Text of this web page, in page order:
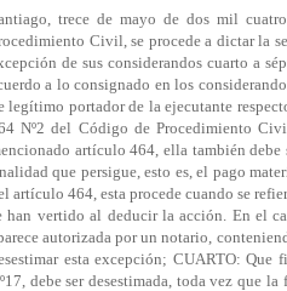
trece de mayo de dos mil
Civil, se procede a dictar la
de sus considerandos cuarto a
a lo consignado en los
legítimo portador de la ejecutante
Nº2 del Código de Procedimiento
artículo 464, ella también debe
que persigue, esto es, el pago
artículo 464, esta procede cuando se
han vertido al deducir la acción. En el
autorizada por un notario,
esta excepción; CUARTO:
debe ser desestimada, toda vez que